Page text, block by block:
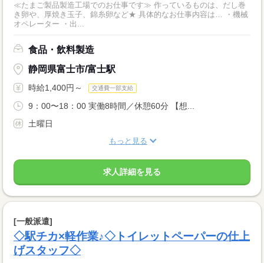
≪たまご製品製造工場でのお仕事です≫ 作っているものは、だし巻
き卵や、厚焼き玉子、錦糸卵など★ 具体的なお仕事内容は… ・機械
オペレーター ・出...
食品・飲料製造
静岡県富士市/富士駅
時給1,400円～ 交通費一部支給
9：00〜18：00 実働8時間／休憩60分 【想...
土曜日
もっと見る
求人詳細を見る
[一般派遣]
◇駅チカ×軽作業♪◇トイレットペーパーの仕上
げスタッフ◇